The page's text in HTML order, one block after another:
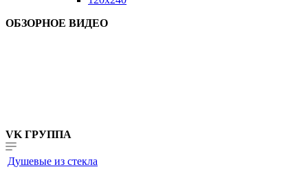
ОБЗОРНОЕ ВИДЕО
VK ГРУППА
Душевые из стекла